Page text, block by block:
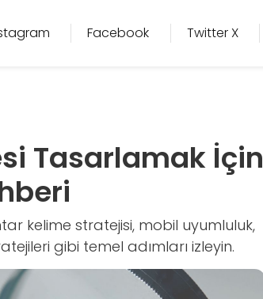
Facebook Twitter X
Tasarlamak İçin
kelime stratejisi, mobil uyumluluk,
gibi temel adımları izleyin.